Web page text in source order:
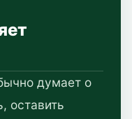
думает о
оставить